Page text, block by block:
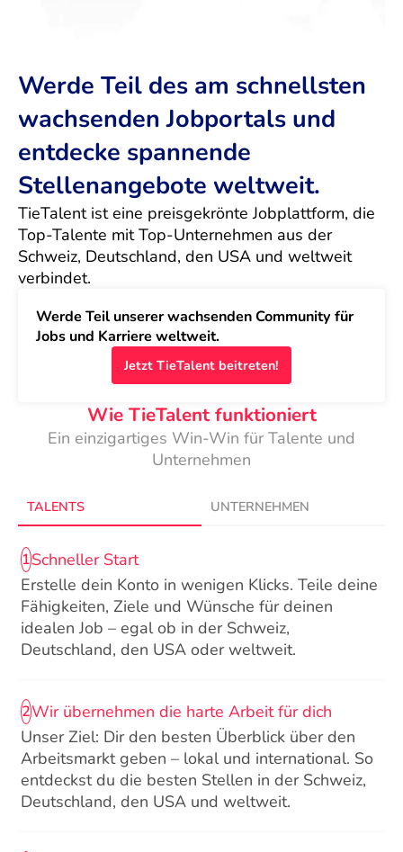
Werde Teil des am schnellsten
wachsenden Jobportals und
entdecke spannende
Stellenangebote weltweit.
TieTalent ist eine preisgekrönte Jobplattform, die
Top-Talente mit Top-Unternehmen aus der
Schweiz, Deutschland, den USA und weltweit
verbindet.
Werde Teil unserer wachsenden Community für
Jobs und Karriere weltweit.
Jetzt TieTalent beitreten!
Wie TieTalent funktioniert
Ein einzigartiges Win-Win für Talente und
Unternehmen
TALENTS UNTERNEHMEN
1Schneller Start
Erstelle dein Konto in wenigen Klicks. Teile deine
Fähigkeiten, Ziele und Wünsche für deinen
idealen Job – egal ob in der Schweiz,
Deutschland, den USA oder weltweit.
2Wir übernehmen die harte Arbeit für dich
Unser Ziel: Dir den besten Überblick über den
Arbeitsmarkt geben – lokal und international. So
entdeckst du die besten Stellen in der Schweiz,
Deutschland, den USA und weltweit.